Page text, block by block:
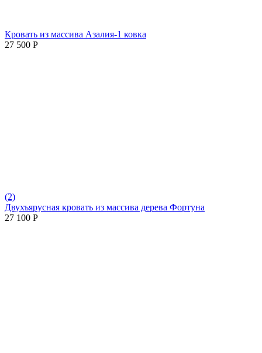
Кровать из массива Азалия-1 ковка
27 500 Р
(2)
Двухъярусная кровать из массива дерева Фортуна
27 100 Р